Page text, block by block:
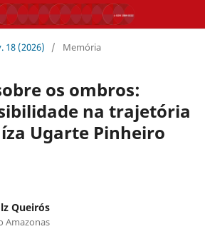
18 (2026) / Memória
os ombros:
na trajetória
Ugarte Pinheiro
Queirós
Amazonas